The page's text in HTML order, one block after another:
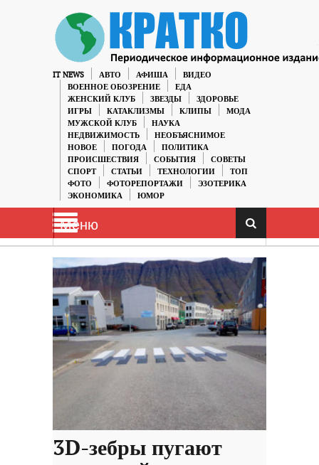
IT NEWS АВТО АФИША
ВИДЕО
ВОЕННОЕ ОБОЗРЕНИЕ
ЕДА
ЖЕНСКИЙ КЛУБ
ЗВЕЗДЫ
ЗДОРОВЬЕ
ИГРЫ
КАТАКЛИЗМЫ КЛИПЫ
МОДА
МУЖСКОЙ КЛУБ
НАУКА
НЕДВИЖИМОСТЬ
НЕОБЪЯСНИМОЕ
НОВОЕ
ПОГОДА
ПОЛИТИКА
ПРОИСШЕСТВИЯ
СОБЫТИЯ
СОВЕТЫ
СПОРТ
СТАТЬИ ТЕХНОЛОГИИ
ТОП
ФОТО
ФОТОРЕПОРТАЖИ
ЭЗОТЕРИКА
ЭКОНОМИКА
ЮМОР
Меню
3D-зебры пугают